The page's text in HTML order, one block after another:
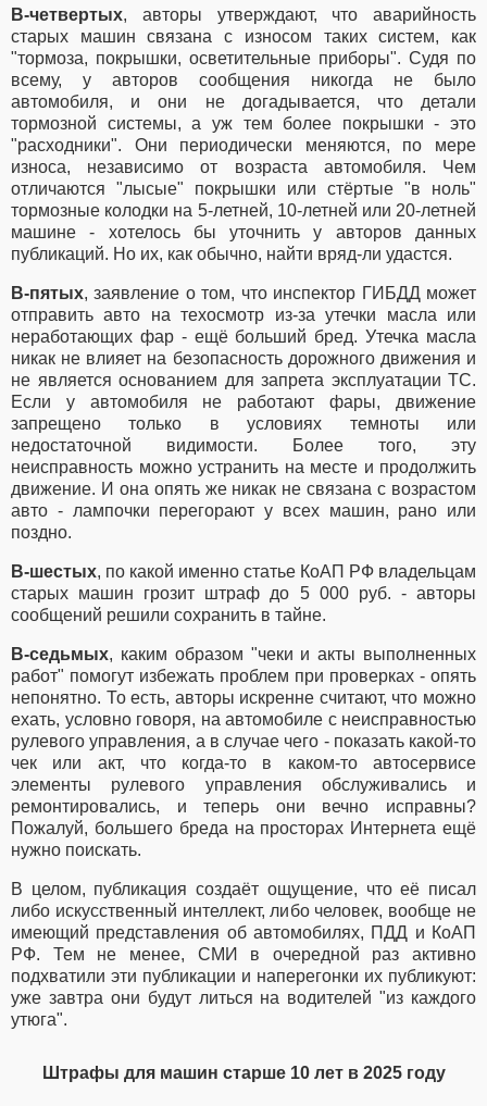
В-четвертых, авторы утверждают, что аварийность
старых машин связана с износом таких систем, как
"тормоза, покрышки, осветительные приборы". Судя по
всему, у авторов сообщения никогда не было
автомобиля, и они не догадывается, что детали
тормозной системы, а уж тем более покрышки - это
"расходники". Они периодически меняются, по мере
износа, независимо от возраста автомобиля. Чем
отличаются "лысые" покрышки или стёртые "в ноль"
тормозные колодки на 5-летней, 10-летней или 20-летней
машине - хотелось бы уточнить у авторов данных
публикаций. Но их, как обычно, найти вряд-ли удастся.
В-пятых, заявление о том, что инспектор ГИБДД может
отправить авто на техосмотр из-за утечки масла или
неработающих фар - ещё больший бред. Утечка масла
никак не влияет на безопасность дорожного движения и
не является основанием для запрета эксплуатации ТС.
Если у автомобиля не работают фары, движение
запрещено только в условиях темноты или
недостаточной видимости. Более того, эту
неисправность можно устранить на месте и продолжить
движение. И она опять же никак не связана с возрастом
авто - лампочки перегорают у всех машин, рано или
поздно.
В-шестых, по какой именно статье КоАП РФ владельцам
старых машин грозит штраф до 5 000 руб. - авторы
сообщений решили сохранить в тайне.
В-седьмых, каким образом "чеки и акты выполненных
работ" помогут избежать проблем при проверках - опять
непонятно. То есть, авторы искренне считают, что можно
ехать, условно говоря, на автомобиле с неисправностью
рулевого управления, а в случае чего - показать какой-то
чек или акт, что когда-то в каком-то автосервисе
элементы рулевого управления обслуживались и
ремонтировались, и теперь они вечно исправны?
Пожалуй, большего бреда на просторах Интернета ещё
нужно поискать.
В целом, публикация создаёт ощущение, что её писал
либо искусственный интеллект, либо человек, вообще не
имеющий представления об автомобилях, ПДД и КоАП
РФ. Тем не менее, СМИ в очередной раз активно
подхватили эти публикации и наперегонки их публикуют:
уже завтра они будут литься на водителей "из каждого
утюга".
Штрафы для машин старше 10 лет в 2025 году